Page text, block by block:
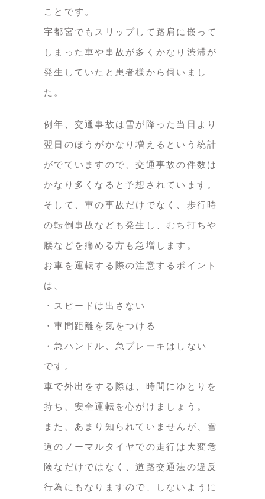
ことです。
宇都宮でもスリップして路肩に嵌って
しまった車や事故が多くかなり渋滞が
発生していたと患者様から伺いまし
た。
例年、交通事故は雪が降った当日より
翌日のほうがかなり増えるという統計
がでていますので、交通事故の件数は
かなり多くなると予想されています。
そして、車の事故だけでなく、歩行時
の転倒事故なども発生し、むち打ちや
腰などを痛める方も急増します。
お車を運転する際の注意するポイント
は、
・スピードは出さない
・車間距離を気をつける
・急ハンドル、急ブレーキはしない
です。
車で外出をする際は、時間にゆとりを
持ち、安全運転を心がけましょう。
また、あまり知られていませんが、雪
道のノーマルタイヤでの走行は大変危
険なだけではなく、道路交通法の違反
行為にもなりますので、しないように